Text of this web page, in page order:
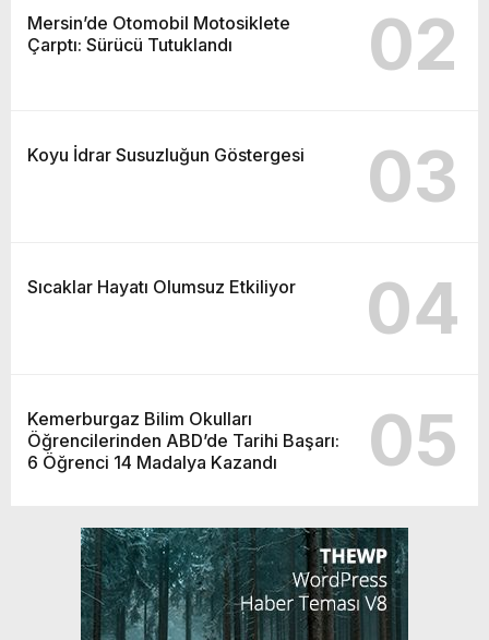
Mersin’de Otomobil Motosiklete
Çarptı: Sürücü Tutuklandı
02
Koyu İdrar Susuzluğun Göstergesi 03
Sıcaklar Hayatı Olumsuz Etkiliyor 04
Kemerburgaz Bilim Okulları
Öğrencilerinden ABD’de Tarihi Başarı:
6 Öğrenci 14 Madalya Kazandı
05